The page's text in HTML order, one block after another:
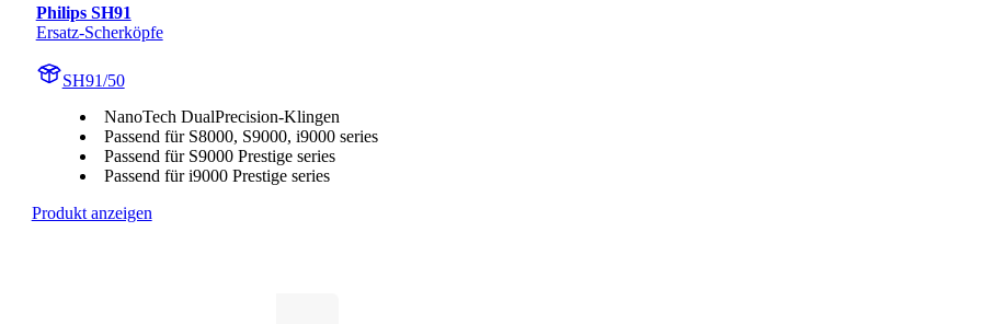
Philips SH91
Ersatz-Scherköpfe
SH91/50
NanoTech DualPrecision-Klingen
Passend für S8000, S9000, i9000 series
Passend für S9000 Prestige series
Passend für i9000 Prestige series
Produkt anzeigen